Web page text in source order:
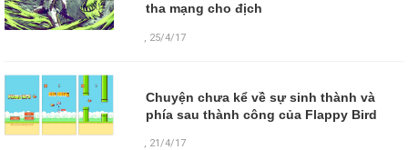
tha mạng cho địch
25/4/17
Chuyện chưa kể về sự sinh thành và
phía sau thành công của Flappy Bird
, 21/4/17